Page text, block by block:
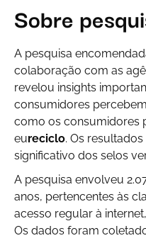
Sobre
A pesquisa
colaboração com as
revelou insights
consumidores
como os consumidores
eureciclo. Os
significativo dos selos
A pesquisa envolveu
anos, pertencentes às
acesso regular à
Os dados foram